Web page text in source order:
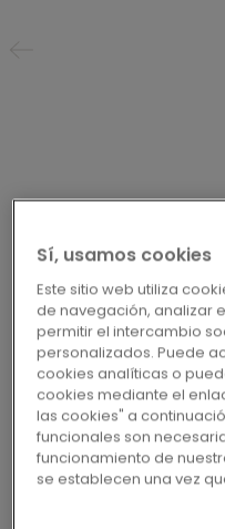
PERFIL DE
SILVER
ACCESORIOS PARA
NEVADPSILV
Perfiles
Sí, usamos cookies
Este sitio web utiliza
de navegación, analizar
permitir el intercambio
personalizados. Puede
cookies analíticas o
cookies mediante el
las cookies" a
funcionales son
funcionamiento de
se establecen una vez